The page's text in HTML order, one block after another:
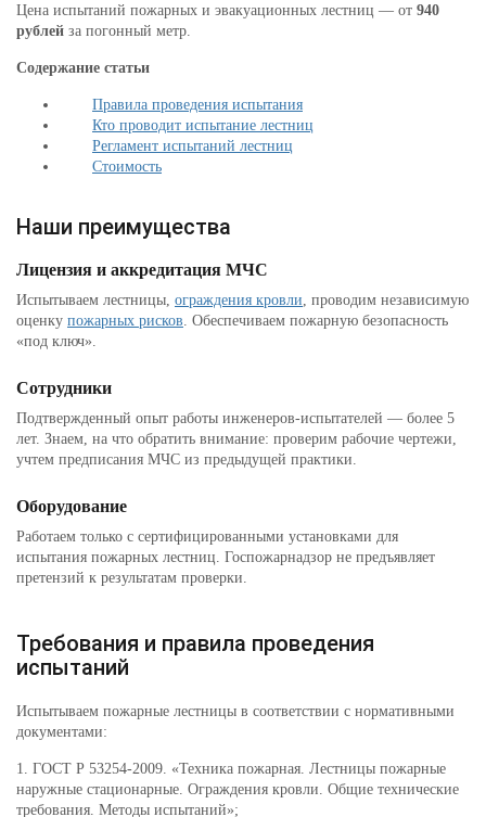
Цена испытаний пожарных и эвакуационных лестниц — от 940
рублей за погонный метр.
Содержание статьи
Правила проведения испытания
Кто проводит испытание лестниц
Регламент испытаний лестниц
Стоимость
Наши преимущества
Лицензия и аккредитация МЧС
Испытываем лестницы, ограждения кровли, проводим независимую
оценку пожарных рисков. Обеспечиваем пожарную безопасность
«под ключ».
Сотрудники
Подтвержденный опыт работы инженеров-испытателей — более 5
лет. Знаем, на что обратить внимание: проверим рабочие чертежи,
учтем предписания МЧС из предыдущей практики.
Оборудование
Работаем только с сертифицированными установками для
испытания пожарных лестниц. Госпожарнадзор не предъявляет
претензий к результатам проверки.
Требования и правила проведения
испытаний
Испытываем пожарные лестницы в соответствии с нормативными
документами:
1. ГОСТ Р 53254-2009. «Техника пожарная. Лестницы пожарные
наружные стационарные. Ограждения кровли. Общие технические
требования. Методы испытаний»;